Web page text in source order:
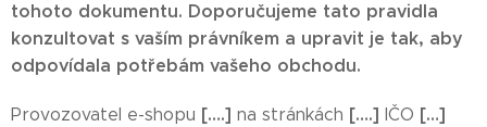
tohoto dokumentu. Doporučujeme tato pravidla
konzultovat s vaším právníkem a upravit je tak, aby
odpovídala potřebám vašeho obchodu.
Provozovatel e-shopu [….] na stránkách [….] IČO […]